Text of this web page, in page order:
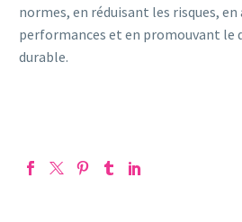
normes, en réduisant les risques,
performances et en promouvant le
durable.